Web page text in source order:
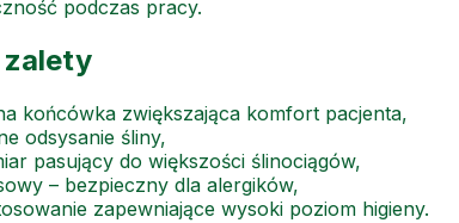
podczas pracy.
zalety
końcówka zwiększająca komfort pacjenta,
odsysanie śliny,
pasujący do większości ślinociągów,
– bezpieczny dla alergików,
zapewniające wysoki poziom higieny.